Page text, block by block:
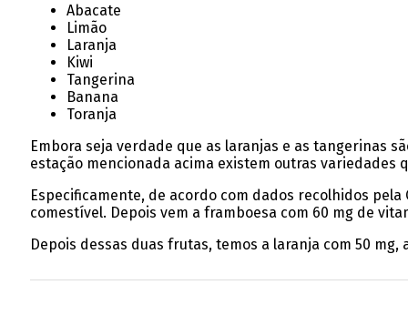
Abacate
Limão
Laranja
Kiwi
Tangerina
Banana
Toranja
Embora seja verdade que as laranjas e as tangerinas
estação mencionada acima existem outras variedades
Especificamente, de acordo com dados recolhidos
comestível. Depois vem a framboesa com 60 mg de
Depois dessas duas frutas, temos a laranja com 50